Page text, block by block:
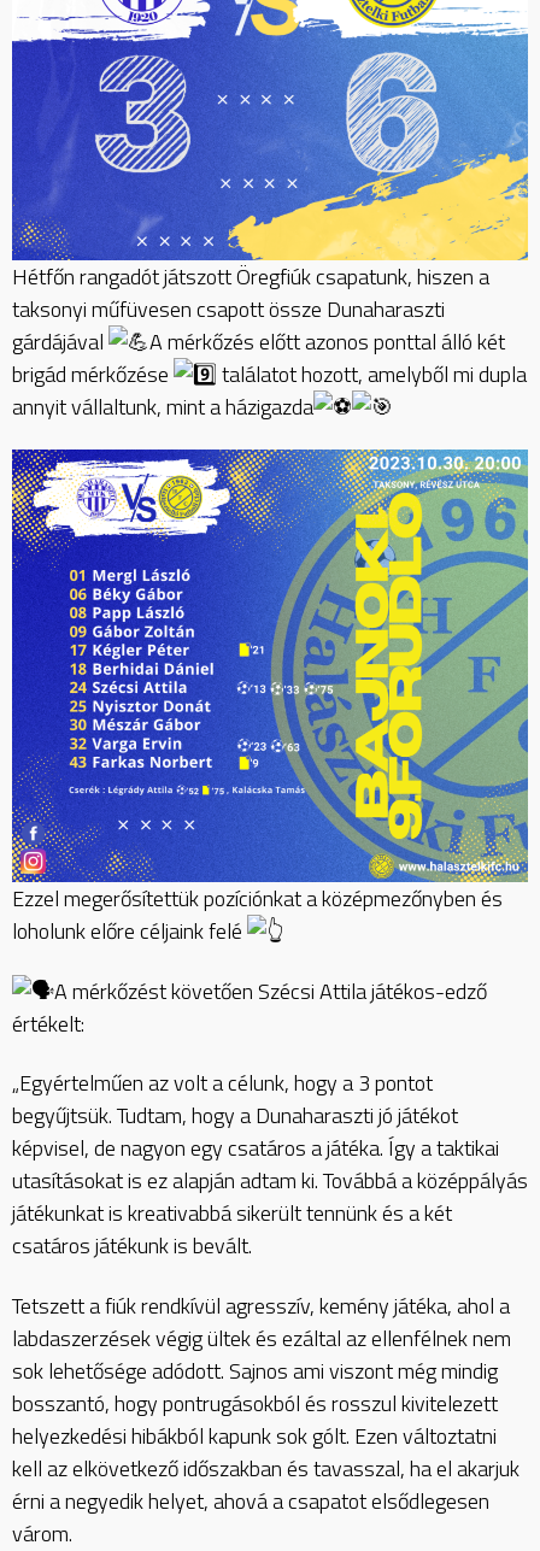
Hétfőn rangadót játszott Öregfiúk csapatunk, hiszen a
taksonyi műfüvesen csapott össze Dunaharaszti
gárdájával
A mérkőzés előtt azonos ponttal álló két
brigád mérkőzése
találatot hozott, amelyből mi dupla
annyit vállaltunk, mint a házigazda
Ezzel megerősítettük pozíciónkat a középmezőnyben és
loholunk előre céljaink felé
Amérkőzést követően Szécsi Attila játékos-edző
értékelt:
„Egyértelműen az volt a célunk, hogy a 3 pontot
begyűjtsük. Tudtam, hogy a Dunaharaszti jó játékot
képvisel, de nagyon egy csatáros a játéka. Így a taktikai
utasításokat is ez alapján adtam ki. Továbbá a középpályás
játékunkat is kreativabbá sikerült tennünk és a két
csatáros játékunk is bevált.
Tetszett a fiúk rendkívül agresszív, kemény játéka, ahol a
labdaszerzések végig ültek és ezáltal az ellenfélnek nem
sok lehetősége adódott. Sajnos ami viszont még mindig
bosszantó, hogy pontrugásokból és rosszul kivitelezett
helyezkedési hibákból kapunk sok gólt. Ezen változtatni
kell az elkövetkező időszakban és tavasszal, ha el akarjuk
érni a negyedik helyet, ahová a csapatot elsődlegesen
várom.